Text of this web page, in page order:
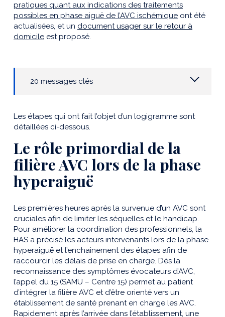
pratiques quant aux indications des traitements
possibles en phase aiguë de l’AVC ischémique ont été
actualisées, et un document usager sur le retour à
domicile est proposé.
20 messages clés
Les étapes qui ont fait l’objet d’un logigramme sont
détaillées ci-dessous.
Le rôle primordial de la
filière AVC lors de la phase
hyperaiguë
Les premières heures après la survenue d’un AVC sont
cruciales afin de limiter les séquelles et le handicap.
Pour améliorer la coordination des professionnels, la
HAS a précisé les acteurs intervenants lors de la phase
hyperaiguë et l’enchainement des étapes afin de
raccourcir les délais de prise en charge. Dès la
reconnaissance des symptômes évocateurs d’AVC,
l’appel du 15 (SAMU – Centre 15) permet au patient
d’intégrer la filière AVC et d’être orienté vers un
établissement de santé prenant en charge les AVC.
Rapidement après l’arrivée dans l’établissement, une